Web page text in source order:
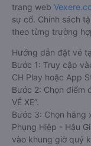
trang web
sự cố. Chính sách
theo từng trường
Hướng dẫn đặt vé
Bước 1: Truy cập
CH Play hoặc App
Bước 2: Chọn điểm
VÉ XE”.
Bước 3: Chọn hãng
Phụng Hiệp - Hậu
vào khung giờ quý